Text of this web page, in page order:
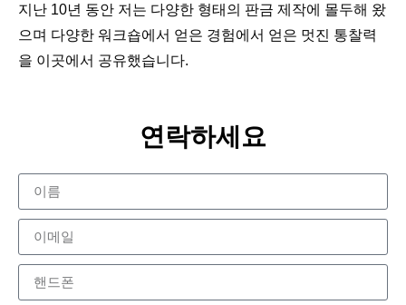
지난 10년 동안 저는 다양한 형태의 판금 제작에 몰두해 왔
으며 다양한 워크숍에서 얻은 경험에서 얻은 멋진 통찰력
을 이곳에서 공유했습니다.
연락하세요